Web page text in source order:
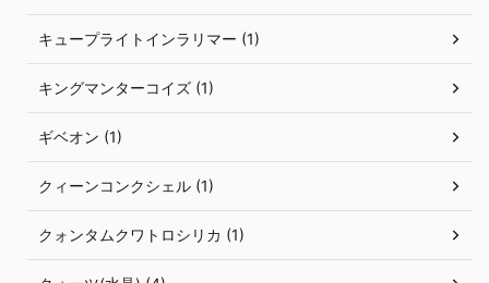
キュープライトインラリマー (1)
キングマンターコイズ (1)
ギベオン (1)
クィーンコンクシェル (1)
クォンタムクワトロシリカ (1)